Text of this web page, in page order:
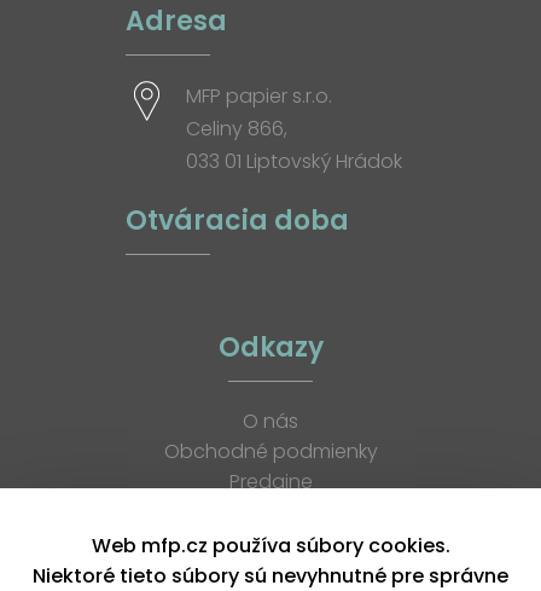
Adresa
MFP papier s.r.o.
Celiny 866,
033 01 Liptovský Hrádok
Otváracia doba
Odkazy
O nás
Obchodné podmienky
Predajne
K stiahnutiu
Blog
Web mfp.cz používa súbory cookies.
Niektoré tieto súbory sú nevyhnutné pre správne